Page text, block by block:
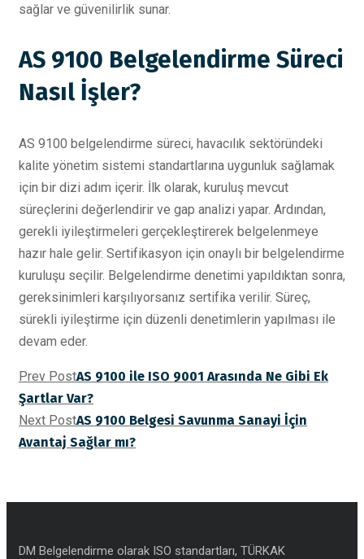
sağlar ve güvenilirlik sunar.
AS 9100 Belgelendirme Süreci
Nasıl İşler?
AS 9100 belgelendirme süreci, havacılık sektöründeki
kalite yönetim sistemi standartlarına uygunluk sağlamak
için bir dizi adım içerir. İlk olarak, kuruluş mevcut
süreçlerini değerlendirir ve gap analizi yapar. Ardından,
gerekli iyileştirmeleri gerçekleştirerek belgelenmeye
hazır hale gelir. Sertifikasyon için onaylı bir belgelendirme
kuruluşu seçilir. Belgelendirme denetimi yapıldıktan sonra,
gereksinimleri karşılıyorsanız sertifika verilir. Süreç,
sürekli iyileştirme için düzenli denetimlerin yapılması ile
devam eder.
Prev PostAS 9100 ile ISO 9001 Arasında Ne Gibi Ek
Şartlar Var?
Next PostAS 9100 Belgesi Savunma Sanayi İçin
Avantaj Sağlar mı?
DM Belgelendirme olarak ISO standartları, TÜRKAK